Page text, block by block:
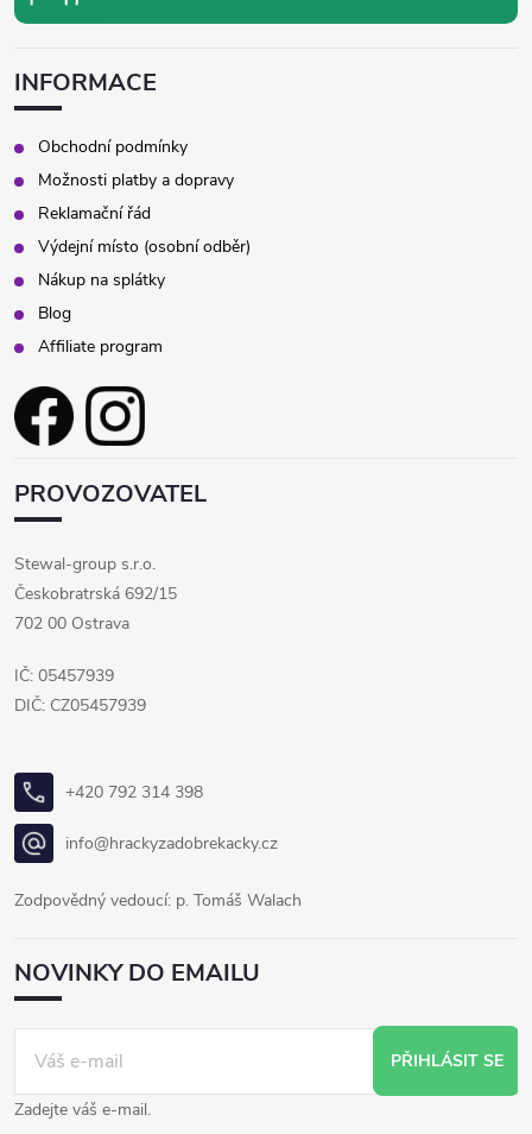
INFORMACE
Obchodní podmínky
Možnosti platby a dopravy
Reklamační řád
Výdejní místo (osobní odběr)
Nákup na splátky
Blog
Affiliate program
PROVOZOVATEL
Stewal-group s.r.o.
Českobratrská 692/15
702 00 Ostrava
IČ: 05457939
DIČ: CZ05457939
+420 792 314 398
info@hrackyzadobrekacky.cz
Zodpovědný vedoucí: p. Tomáš Walach
NOVINKY DO EMAILU
PŘIHLÁSIT SE
Zadejte váš e-mail.